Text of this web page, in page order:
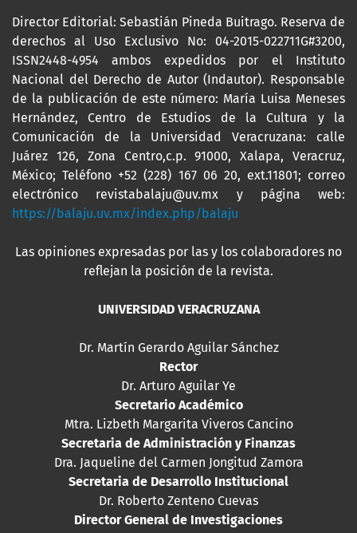
Director Editorial: Sebastián Pineda Buitrago. Reserva de
derechos al Uso Exclusivo No: 04-2015-022711G#3200,
ISSN2448-4954 ambos expedidos por el Instituto
Nacional del Derecho de Autor (Indautor). Responsable
de la publicación de este número: María Luisa Meneses
Hernández, Centro de Estudios de la Cultura y la
Comunicación de la Universidad Veracruzana: calle
Juárez 126, Zona Centro,c.p. 91000, Xalapa, Veracruz,
México; Teléfono +52 (228) 167 06 20, ext.11801; correo
electrónico revistabalaju@uv.mx y página web:
https://balaju.uv.mx/index.php/balaju
Las opiniones expresadas por las y los colaboradores no
reflejan la posición de la revista.
UNIVERSIDAD VERACRUZANA
Dr. Martín Gerardo Aguilar Sánchez
Rector
Dr. Arturo Aguilar Ye
Secretario Académico
Mtra. Lizbeth Margarita Viveros Cancino
Secretaria de Administración y Finanzas
Dra. Jaqueline del Carmen Jongitud Zamora
Secretaria de Desarrollo Institucional
Dr. Roberto Zenteno Cuevas
Director General de Investigaciones